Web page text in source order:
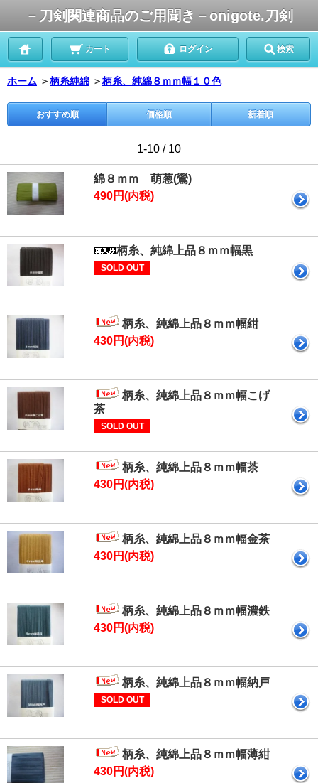
－刀剣関連商品のご用聞き－onigote.刀剣
カート ログイン 検索
ホーム ＞柄糸純綿 ＞柄糸、純綿８ｍｍ幅１０色
おすすめ順 価格順 新着順
1-10 / 10
綿８ｍｍ 萌葱(鶯)
490円(内税)
柄糸、純綿上品８ｍｍ幅黒
SOLD OUT
柄糸、純綿上品８ｍｍ幅紺
430円(内税)
柄糸、純綿上品８ｍｍ幅こげ
茶
SOLD OUT
柄糸、純綿上品８ｍｍ幅茶
430円(内税)
柄糸、純綿上品８ｍｍ幅金茶
430円(内税)
柄糸、純綿上品８ｍｍ幅濃鉄
430円(内税)
柄糸、純綿上品８ｍｍ幅納戸
SOLD OUT
柄糸、純綿上品８ｍｍ幅薄紺
430円(内税)